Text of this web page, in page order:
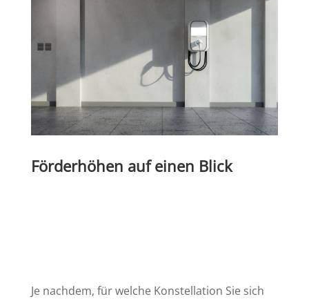
Förderhöhen auf einen Blick
Je nachdem, für welche Konstellation Sie sich